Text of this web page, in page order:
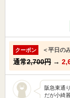
クーポン ＜平日の
通常2,700円 →
阪急東通
だが小綺